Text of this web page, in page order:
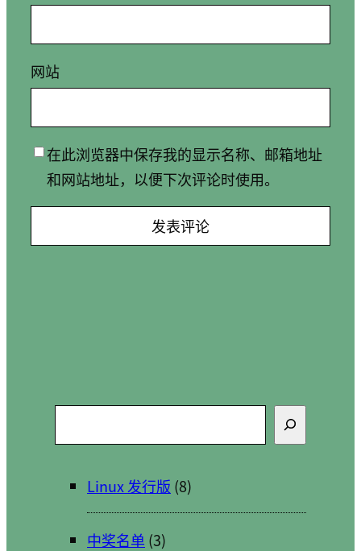
网站
在此浏览器中保存我的显示名称、邮箱地址
和网站地址，以便下次评论时使用。
索
Linux 发行版 (8)
中奖名单 (3)